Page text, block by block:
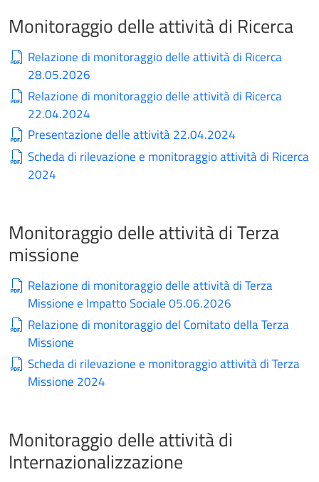
Monitoraggio delle attività di Ricerca
Relazione di monitoraggio delle attività di Ricerca
28.05.2026
Relazione di monitoraggio delle attività di Ricerca
22.04.2024
Presentazione delle attività 22.04.2024
Scheda di rilevazione e monitoraggio attività di Ricerca
2024
Monitoraggio delle attività di Terza
missione
Relazione di monitoraggio delle attività di Terza
Missione e Impatto Sociale 05.06.2026
Relazione di monitoraggio del Comitato della Terza
Missione
Scheda di rilevazione e monitoraggio attività di Terza
Missione 2024
Monitoraggio delle attività di
Internazionalizzazione